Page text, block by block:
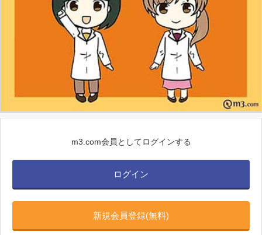
m3.com会員としてログインする
ログイン
新規会員登録(無料)